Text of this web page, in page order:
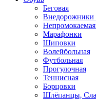
Беговая
Внедорожники
Марафонки
Шиповки
Волейбольная
Футбольная
Прогулочная
Теннисная
Борцовки
Шлёпанцы,